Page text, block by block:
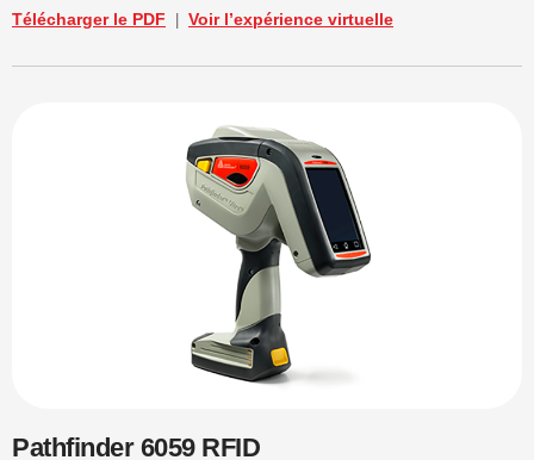
Télécharger le PDF Voir l’expérience virtuelle
Pathfinder 6059 RFID